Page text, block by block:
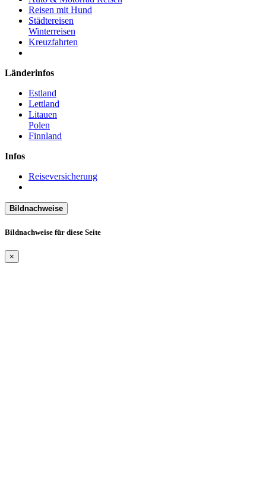
Reisen mit Hund
Städtereisen
Winterreisen
Kreuzfahrten
Länderinfos
Estland
Lettland
Litauen
Polen
Finnland
Infos
Reiseversicherung
Bildnachweise
Bildnachweise für diese Seite
×